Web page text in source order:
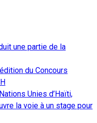
une partie de la
du Concours
Unies d’Haïti,
la voie à un stage pour